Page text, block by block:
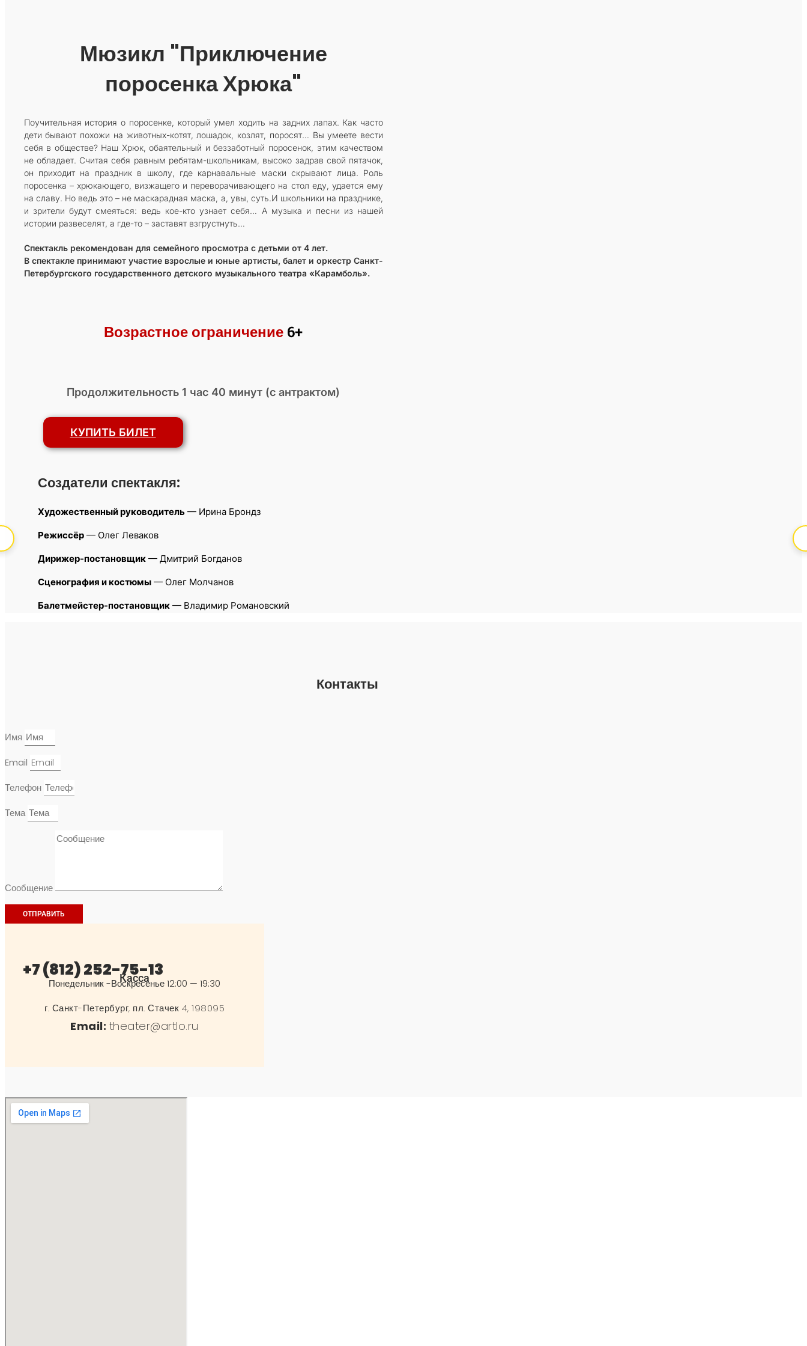
Мюзикл "Приключение
поросенка Хрюка"
Поучительная история о поросенке, который умел ходить на задних лапах. Как часто
дети бывают похожи на животных-котят, лошадок, козлят, поросят… Вы умеете вести
себя в обществе? Наш Хрюк, обаятельный и беззаботный поросенок, этим качеством
не обладает. Считая себя равным ребятам-школьникам, высоко задрав свой пятачок,
он приходит на праздник в школу, где карнавальные маски скрывают лица. Роль
поросенка – хрюкающего, визжащего и переворачивающего на стол еду, удается ему
на славу. Но ведь это – не маскарадная маска, а, увы, суть.И школьники на празднике,
и зрители будут смеяться: ведь кое-кто узнает себя… А музыка и песни из нашей
истории развеселят, а где-то – заставят взгрустнуть…
Спектакль рекомендован для семейного просмотра с детьми от 4 лет.
В спектакле принимают участие взрослые и юные артисты, балет и оркестр Санкт-
Петербургского государственного детского музыкального театра «Карамболь».
Возрастное ограничение 6+
Продолжительность 1 час 40 минут (с антрактом)
КУПИТЬ БИЛЕТ
Создатели спектакля:
Художественный руководитель — Ирина Брондз
Режиссёр — Олег Леваков
Дирижер-постановщик — Дмитрий Богданов
Сценография и костюмы — Олег Молчанов
Балетмейстер-постановщик — Владимир Романовский
Контакты
Имя
Email
Телефон
Тема
Сообщение
ОТПРАВИТЬ
+7 (812) 252-75-13
Касса
Понедельник -Воскресенье 12:00 — 19:30
г. Санкт-Петербург, пл. Стачек 4, 198095
Email: theater@artlo.ru